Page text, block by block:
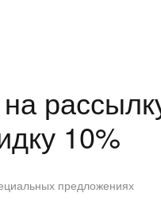
10%
предложениях